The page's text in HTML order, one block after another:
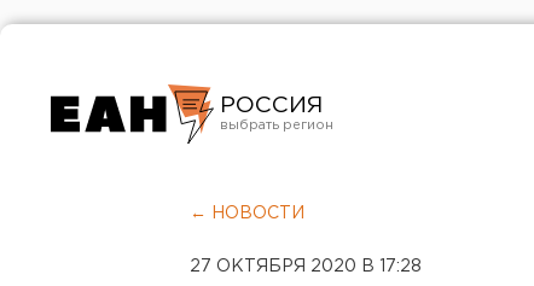
РОССИЯ
Челябинск
← НОВОСТИ
27 ОКТЯБРЯ 2020 В 17:28